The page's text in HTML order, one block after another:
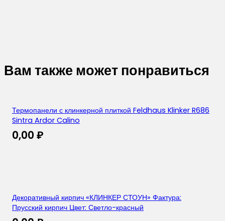
Вам также может понравиться
Термопанели с клинкерной плиткой Feldhaus Klinker R686
Sintra Ardor Calino
0,00 ₽
Декоративный кирпич «КЛИНКЕР СТОУН» Фактура:
Прусский кирпич Цвет: Светло-красный